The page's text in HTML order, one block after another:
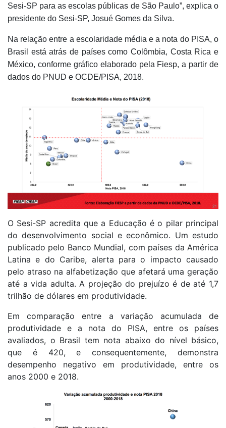
Sesi-SP para as escolas públicas de São Paulo”, explica o
presidente do Sesi-SP, Josué Gomes da Silva.
Na relação entre a escolaridade média e a nota do PISA, o
Brasil está atrás de países como Colômbia, Costa Rica e
México, conforme gráfico elaborado pela Fiesp, a partir de
dados do PNUD e OCDE/PISA, 2018.
O Sesi-SP acredita que a Educação é o pilar principal
do desenvolvimento social e econômico. Um estudo
publicado pelo Banco Mundial, com países da América
Latina e do Caribe, alerta para o impacto causado
pelo atraso na alfabetização que afetará uma geração
até a vida adulta. A projeção do prejuízo é de até 1,7
trilhão de dólares em produtividade.
Em comparação entre a variação acumulada de
produtividade e a nota do PISA, entre os países
avaliados, o Brasil tem nota abaixo do nível básico,
que é 420, e consequentemente, demonstra
desempenho negativo em produtividade, entre os
anos 2000 e 2018.